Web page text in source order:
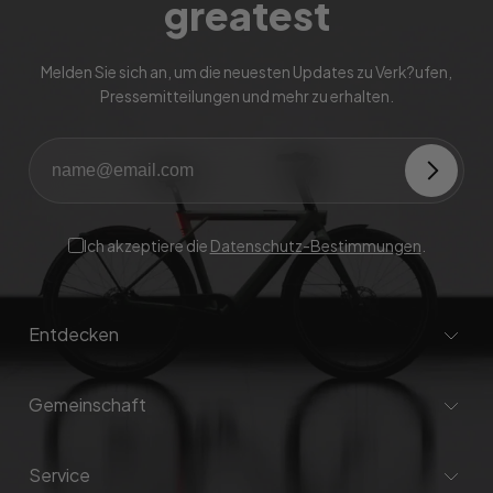
greatest
Melden Sie sich an, um die neuesten Updates zu Verk?ufen,
Pressemitteilungen und mehr zu erhalten.
Ich akzeptiere die Datenschutz-Bestimmungen
Entdecken
Gemeinschaft
Service